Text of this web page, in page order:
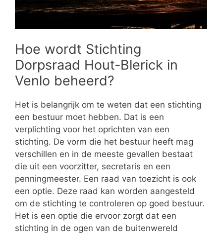
Hoe wordt Stichting
Dorpsraad Hout-Blerick in
Venlo beheerd?
Het is belangrijk om te weten dat een stichting
een bestuur moet hebben. Dat is een
verplichting voor het oprichten van een
stichting. De vorm die het bestuur heeft mag
verschillen en in de meeste gevallen bestaat
die uit een voorzitter, secretaris en een
penningmeester. Een raad van toezicht is ook
een optie. Deze raad kan worden aangesteld
om de stichting te controleren op goed bestuur.
Het is een optie die ervoor zorgt dat een
stichting in de ogen van de buitenwereld